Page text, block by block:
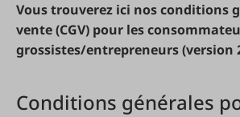
Vous trouverez ici nos conditions
vente (CGV) pour les
grossistes/entrepreneurs (version
Conditions générales